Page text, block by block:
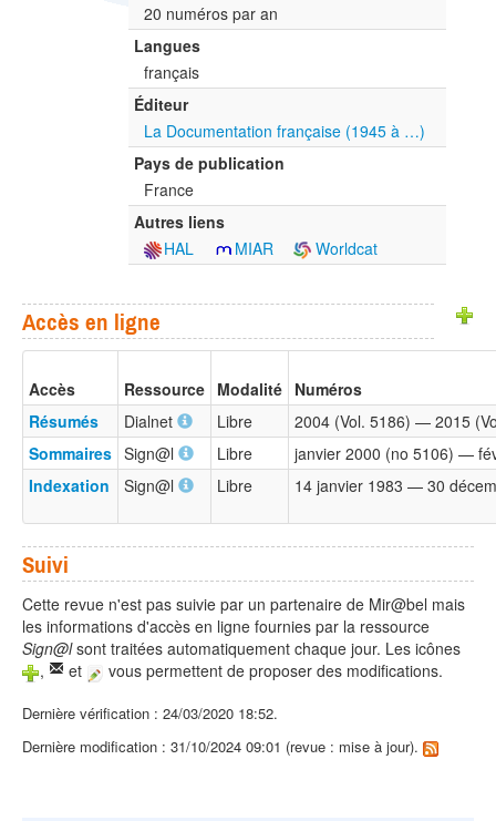
20 numéros par an
Langues
français
Éditeur
La Documentation française (1945 à …)
Pays de publication
France
Autres liens
HAL
MIAR Worldcat
Accès en ligne
Accès Ressource Modalité Numéros
Résumés
Dialnet Libre
2004 (Vol. 5186) — 2015
Sommaires Sign@l Libre
janvier 2000 (no 5106) —
Indexation
Sign@l Libre 14 janvier 1983 — 30
Suivi
Cette revue n'est pas suivie par un partenaire de Mir@bel mais
les informations d'accès en ligne fournies par la ressource
Sign@lsont traitées automatiquement chaque jour. Les icônes
,
et vous permettent de proposer des modifications.
Dernière vérification : 24/03/2020 18:52.
Dernière modification : 31/10/2024 09:01 (revue : mise à jour).